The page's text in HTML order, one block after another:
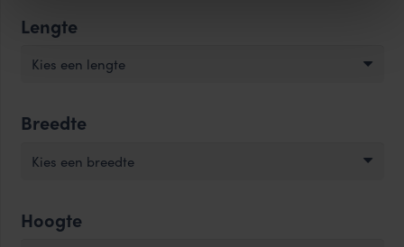
Lengte
Kies een lengte
Breedte
Kies een breedte
Hoogte
gravering
Zwart